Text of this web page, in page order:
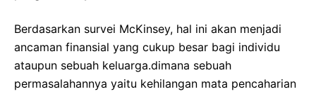
Berdasarkan survei McKinsey, hal ini akan menjadi
ancaman finansial yang cukup besar bagi individu
ataupun sebuah keluarga.dimana sebuah
permasalahannya yaitu kehilangan mata pencaharian